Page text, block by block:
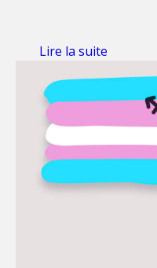
Lire la suite